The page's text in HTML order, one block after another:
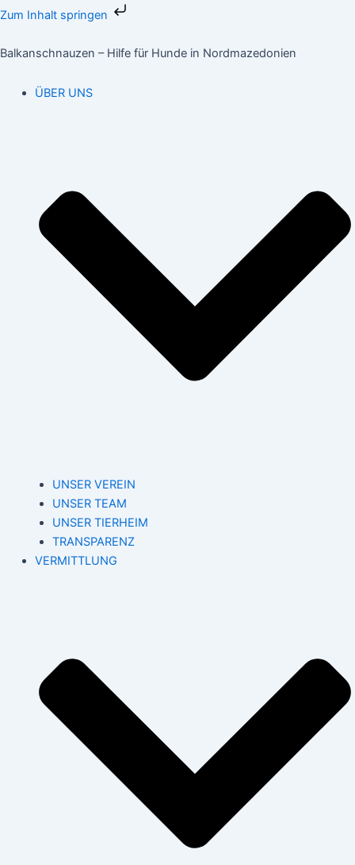
Zum Inhalt springen
Zum
springen
Balkanschnauzen – Hilfe für Hunde in Nordmazedonien
ÜBER UNS
UNSER VEREIN
UNSER TEAM
UNSER TIERHEIM
TRANSPARENZ
VERMITTLUNG
nach: